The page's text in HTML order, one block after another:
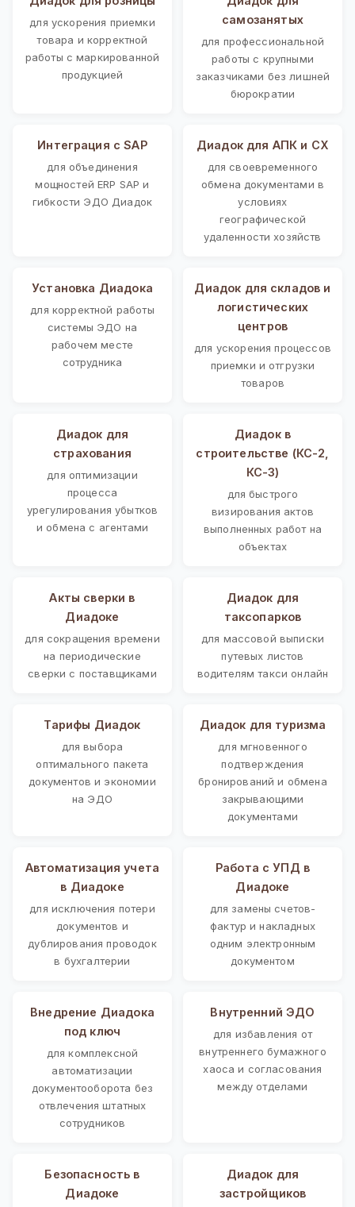
для ускорения приемки
товара и корректной
работы с маркированной
продукцией
самозанятых
для профессиональной
работы с крупными
заказчиками без лишней
бюрократии
Интеграция с SAP
для объединения
мощностей ERP SAP и
гибкости ЭДО Диадок
Диадок для АПК и СХ
для своевременного
обмена документами в
условиях
географической
удаленности хозяйств
Установка Диадока
для корректной работы
системы ЭДО на
рабочем месте
сотрудника
Диадок для складов и
логистических
центров
для ускорения процессов
приемки и отгрузки
товаров
Диадок для
страхования
для оптимизации
процесса
урегулирования убытков
и обмена с агентами
Диадок в
строительстве (КС-2,
КС-3)
для быстрого
визирования актов
выполненных работ на
объектах
Акты сверки в
Диадоке
для сокращения времени
на периодические
сверки с поставщиками
Диадок для
таксопарков
для массовой выписки
путевых листов
водителям такси онлайн
Тарифы Диадок
для выбора
оптимального пакета
документов и экономии
на ЭДО
Диадок для туризма
для мгновенного
подтверждения
бронирований и обмена
закрывающими
документами
Автоматизация учета
в Диадоке
для исключения потери
документов и
дублирования проводок
в бухгалтерии
Работа с УПД в
Диадоке
для замены счетов-
фактур и накладных
одним электронным
документом
Внедрение Диадока
под ключ
для комплексной
автоматизации
документооборота без
отвлечения штатных
сотрудников
Внутренний ЭДО
для избавления от
внутреннего бумажного
хаоса и согласования
между отделами
Безопасность в
Диадоке
Диадок для
застройщиков